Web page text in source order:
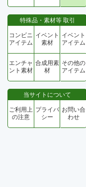
特殊品・素材等 取引
コンビニ
アイテム
イベント
素材
イベント
アイテム
エンチャ
ント素材
合成用素
材
その他の
アイテム
当サイトについて
ご利用上
の注意
プライバ
シー
お問い合
わせ